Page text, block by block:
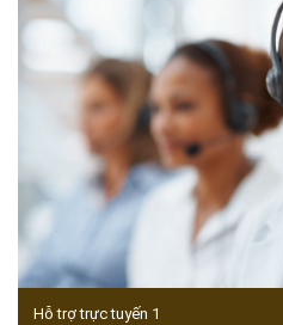
Hỗ trợ trực tuyến 1